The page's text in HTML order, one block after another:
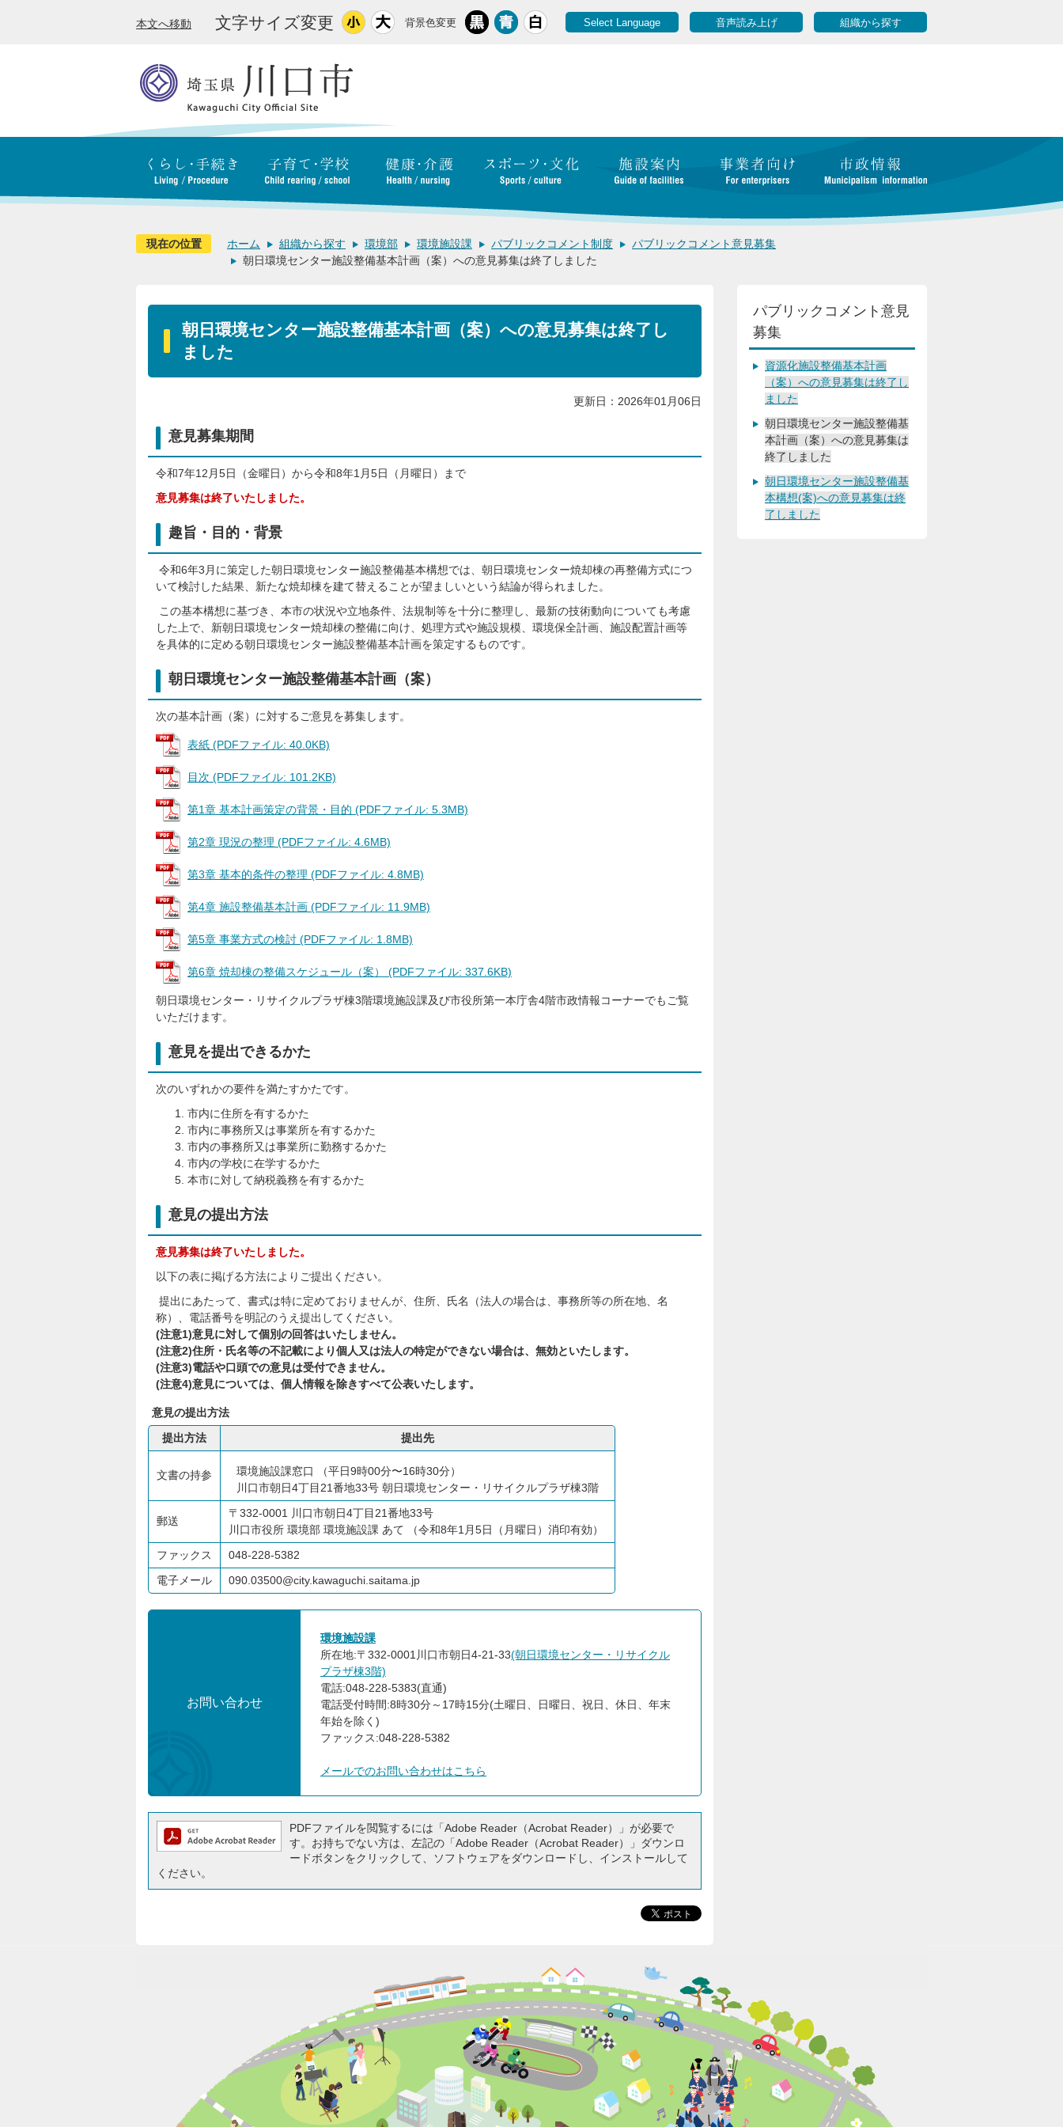
本文へ移動 文字サイズ変更 背景色変更 Select Language 音声読み上げ 組織から探す
現在の位置 ホーム 組織から探す 環境部 環境施設課 パブリックコメント制度
パブリックコメント意見募集
朝日環境センター施設整備基本計画（案）への意見募集は終了しました
朝日環境センター施設整備基本計画（案）への意見募集は終了し
ました
更新日：2026年01月06日
意見募集期間
令和7年12月5日（金曜日）から令和8年1月5日（月曜日）まで
意見募集は終了いたしました。
趣旨・目的・背景
令和6年3月に策定した朝日環境センター施設整備基本構想では、朝日環境センター焼却棟の再整備方式につ
いて検討した結果、新たな焼却棟を建て替えることが望ましいという結論が得られました。
この基本構想に基づき、本市の状況や立地条件、法規制等を十分に整理し、最新の技術動向についても考慮
した上で、新朝日環境センター焼却棟の整備に向け、処理方式や施設規模、環境保全計画、施設配置計画等
を具体的に定める朝日環境センター施設整備基本計画を策定するものです。
朝日環境センター施設整備基本計画（案）
次の基本計画（案）に対するご意見を募集します。
表紙 (PDFファイル: 40.0KB)
目次 (PDFファイル: 101.2KB)
第1章 基本計画策定の背景・目的 (PDFファイル: 5.3MB)
第2章 現況の整理 (PDFファイル: 4.6MB)
第3章 基本的条件の整理 (PDFファイル: 4.8MB)
第4章 施設整備基本計画 (PDFファイル: 11.9MB)
第5章 事業方式の検討 (PDFファイル: 1.8MB)
第6章 焼却棟の整備スケジュール（案） (PDFファイル: 337.6KB)
朝日環境センター・リサイクルプラザ棟3階環境施設課及び市役所第一本庁舎4階市政情報コーナーでもご覧
いただけます。
意見を提出できるかた
次のいずれかの要件を満たすかたです。
市内に住所を有するかた
市内に事務所又は事業所を有するかた
市内の事務所又は事業所に勤務するかた
市内の学校に在学するかた
本市に対して納税義務を有するかた
意見の提出方法
意見募集は終了いたしました。
以下の表に掲げる方法によりご提出ください。
提出にあたって、書式は特に定めておりませんが、住所、氏名（法人の場合は、事務所等の所在地、名
称）、電話番号を明記のうえ提出してください。
(注意1)意見に対して個別の回答はいたしません。
(注意2)住所・氏名等の不記載により個人又は法人の特定ができない場合は、無効といたします。
(注意3)電話や口頭での意見は受付できません。
(注意4)意見については、個人情報を除きすべて公表いたします。
意見の提出方法
提出方法
提出先
文書の持参
環境施設課窓口 （平日9時00分〜16時30分）
川口市朝日4丁目21番地33号 朝日環境センター・リサイクルプラザ棟3階
郵送
〒332-0001 川口市朝日4丁目21番地33号
川口市役所 環境部 環境施設課 あて （令和8年1月5日（月曜日）消印有効）
ファックス
048-228-5382
電子メール
090.03500@city.kawaguchi.saitama.jp
お問い合わせ
環境施設課
所在地:〒332-0001川口市朝日4-21-33(朝日環境センター・リサイクル
プラザ棟3階)
電話:048-228-5383(直通)
電話受付時間:8時30分～17時15分(土曜日、日曜日、祝日、休日、年末
年始を除く)
ファックス:048-228-5382
メールでのお問い合わせはこちら
PDFファイルを閲覧するには「Adobe Reader（Acrobat Reader）」が必要で
す。お持ちでない方は、左記の「Adobe Reader（Acrobat Reader）」ダウンロ
ードボタンをクリックして、ソフトウェアをダウンロードし、インストールして
ください。
パブリックコメント意見
募集
資源化施設整備基本計画
（案）への意見募集は終了し
ました
朝日環境センター施設整備基
本計画（案）への意見募集は
終了しました
朝日環境センター施設整備基
本構想(案)への意見募集は終
了しました